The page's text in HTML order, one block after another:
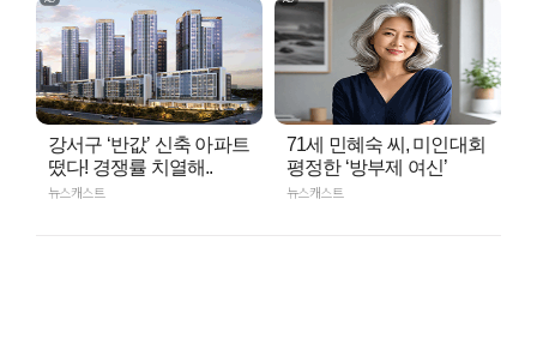
강서구 ‘반값’ 신축 아파트
떴다! 경쟁률 치열해..
뉴스캐스트
71세 민혜숙 씨, 미인대회
평정한 ‘방부제 여신’
뉴스캐스트